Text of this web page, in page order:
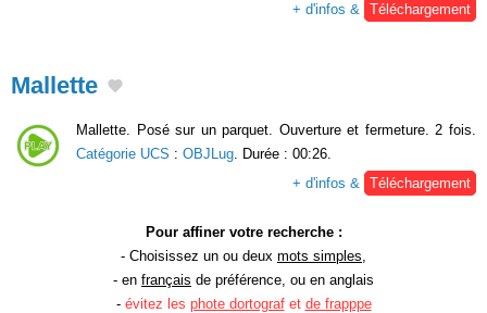
+ d'infos & Téléchargement
Mallette
Mallette. Posé sur un parquet. Ouverture et fermeture. 2 fois.
Catégorie UCS : OBJLug . Durée : 00:26.
+ d'infos &
Téléchargement
Pour affiner votre recherche :
- Choisissez un ou deux mots simples
- en français de préférence, ou en anglais
- évitez les phote dortografet de frapppe